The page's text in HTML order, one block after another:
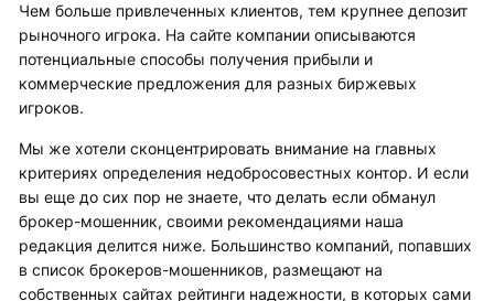
Чем больше привлеченных клиентов, тем крупнее депозит
рыночного игрока. На сайте компании описываются
потенциальные способы получения прибыли и
коммерческие предложения для разных биржевых
игроков.
Мы же хотели сконцентрировать внимание на главных
критериях определения недобросовестных контор. И если
вы еще до сих пор не знаете, что делать если обманул
брокер-мошенник, своими рекомендациями наша
редакция делится ниже. Большинство компаний, попавших
в список брокеров-мошенников, размещают на
собственных сайтах рейтинги надежности, в которых сами